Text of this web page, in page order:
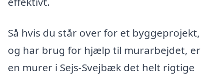
Så hvis du står over for et byggeprojekt,
og har brug for hjælp til murarbejdet, er
en murer i Sejs-Svejbæk det helt rigtige